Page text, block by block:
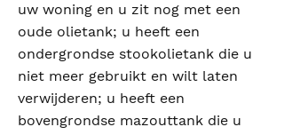
uw woning en u zit nog met een
oude olietank; u heeft een
ondergrondse stookolietank die u
niet meer gebruikt en wilt laten
verwijderen; u heeft een
bovengrondse mazouttank die u